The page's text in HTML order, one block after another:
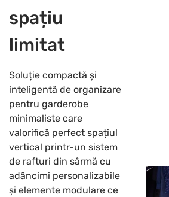
spațiu
limitat
Soluție compactă și
inteligentă de organizare
pentru garderobe
minimaliste care
valorifică perfect spațiul
vertical printr-un sistem
de rafturi din sârmă cu
adâncimi personalizabile
și elemente modulare ce